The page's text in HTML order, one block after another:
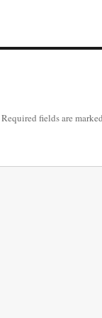
Required fields are